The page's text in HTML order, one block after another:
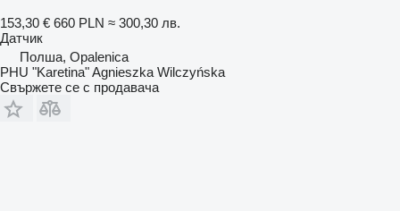
153,30 € 660 PLN ≈ 300,30 лв.
Датчик
Полша, Opalenica
PHU "Karetina" Agnieszka Wilczyńska
Свържете се с продавача